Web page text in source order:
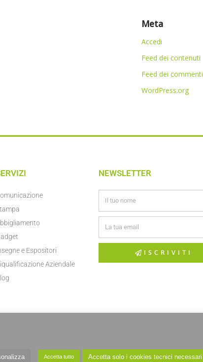
Meta
Accedi
Feed dei contenuti
Feed dei commenti
WordPress.org
e Espositori
Aziendale
NEWSLETTER
ISCRIVITI
Accetta tutto Accetta solo i cookies tecnici necessari